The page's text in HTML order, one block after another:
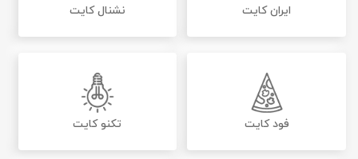
ایران کایت نشنال کایت
فود کایت تکنو کایت